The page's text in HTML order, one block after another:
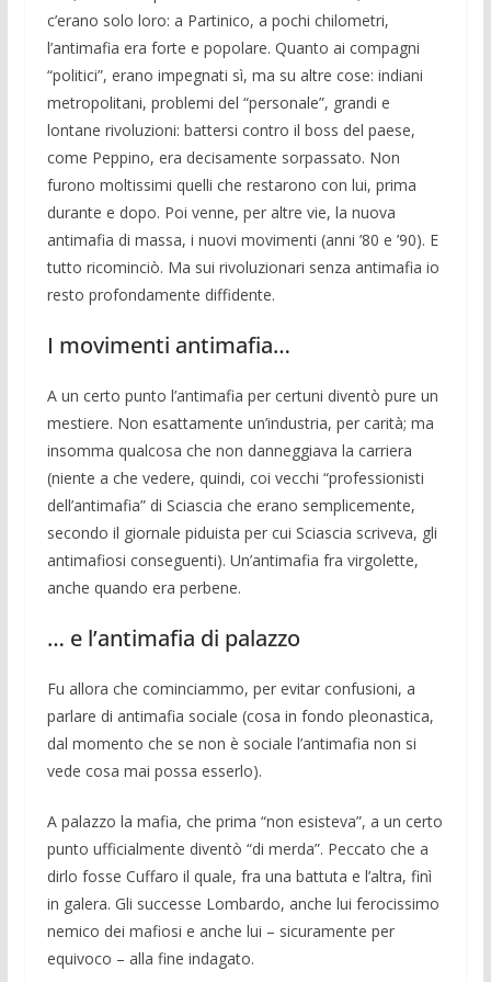
c’erano solo loro: a Partinico, a po­chi chilometri,
l’antimafia era forte e popolare. Quanto ai compagni
“politici”, erano impegnati sì, ma su altre cose: in­diani
metropolitani, problemi del “perso­nale”, grandi e
lontane rivoluzioni: batter­si contro il boss del paese,
come Peppino, era decisamente sorpassato. Non
furono moltissimi quelli che restarono con lui, prima
durante e dopo. Poi venne, per altre vie, la nuova
antima­fia di massa, i nuovi movimenti (anni ’80 e ’90). E
tutto rico­minciò. Ma sui rivolu­zionari senza anti­mafia io
resto profonda­mente diffidente.
I movimenti antimafia…
A un certo punto l’antimafia per certuni diventò pure un
mestiere. Non esattamen­te un’industria, per carità; ma
insomma qual­cosa che non danneggiava la carriera
(niente a che vedere, quindi, coi vecchi “professionisti
dell’antimafia” di Sciascia che erano semplicemente,
secondo il gior­nale piduista per cui Sciascia scriveva, gli
antimafiosi conseguenti). Un’antimafia fra virgolette,
anche quando era perbene.
… e l’antimafia di palazzo
Fu allora che cominciammo, per evitar confusioni, a
parlare di antimafia sociale (cosa in fondo pleonastica,
dal momento che se non è sociale l’antimafia non si
vede cosa mai possa esserlo).
A palazzo la mafia, che prima “non esi­steva”, a un certo
punto ufficialmente di­ventò “di merda”. Peccato che a
dirlo fos­se Cuffaro il quale, fra una battuta e l’altra, finì
in galera. Gli successe Lom­bardo, anche lui ferocissimo
nemico dei mafiosi e anche lui – sicura­mente per
equivoco – alla fine indagato.